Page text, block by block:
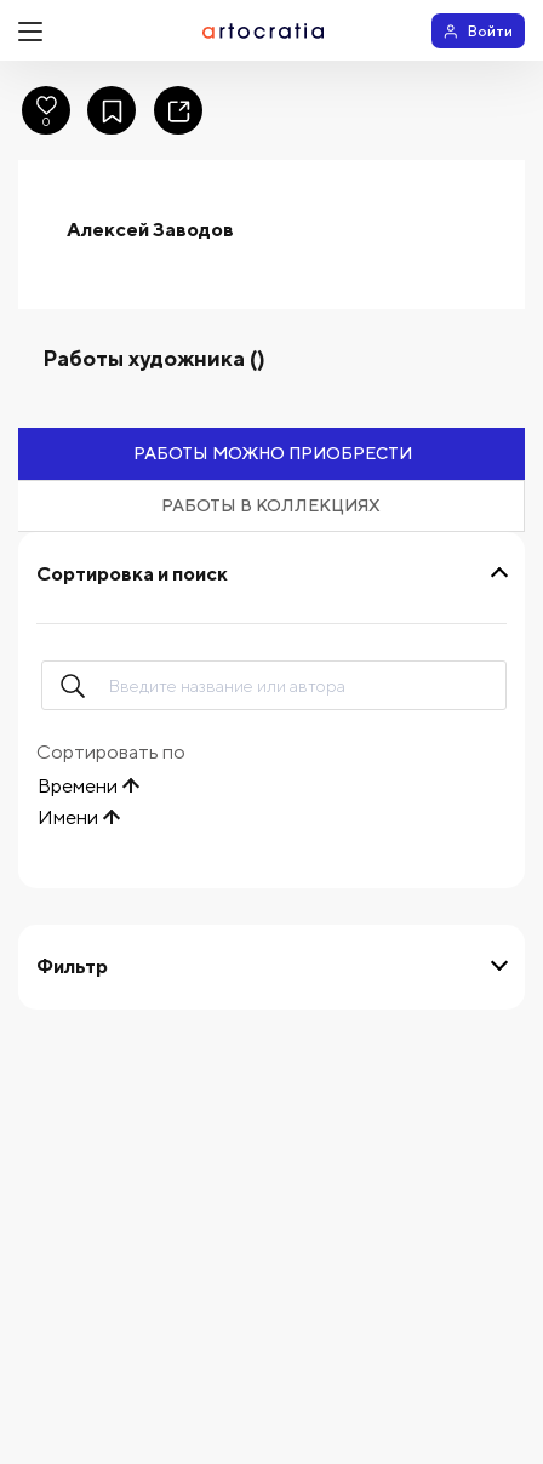
Войти
Алексей Заводов
Работы художника ()
РАБОТЫ МОЖНО ПРИОБРЕСТИ
РАБОТЫ В КОЛЛЕКЦИЯХ
Фильтр
Сортировка и поиск
Сортировать по
Времени
Имени
0